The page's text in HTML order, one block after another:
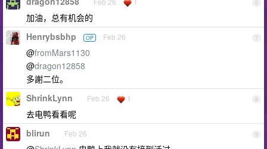
6
加油，总有机会的
7
Henrybsbhp OP Feb 26
@fromMars1130
@dragon12858
多謝二位。
8
ShrinkLynn Feb 26 1
去电鸭看看呢
9
blirun Feb 26